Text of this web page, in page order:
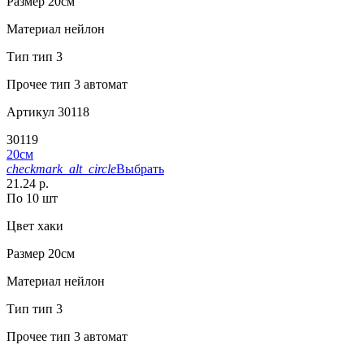
Материал нейлон
Тип тип 3
Прочее тип 3 автомат
Артикул 30118
30119
20см
checkmark_alt_circleВыбрать
21.24 р.
По 10 шт
Цвет хаки
Размер 20см
Материал нейлон
Тип тип 3
Прочее тип 3 автомат